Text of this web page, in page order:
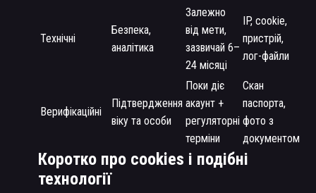
Технічні
Безпека,
аналітика
Залежно
від мети,
зазвичай 6–
24 місяці
IP, cookie,
пристрій,
лог-файли
Верифікаційні
Підтвердження
віку та особи
Поки діє
акаунт +
регуляторні
терміни
Скан
паспорта,
фото з
документом
Коротко про cookies і подібні
технології